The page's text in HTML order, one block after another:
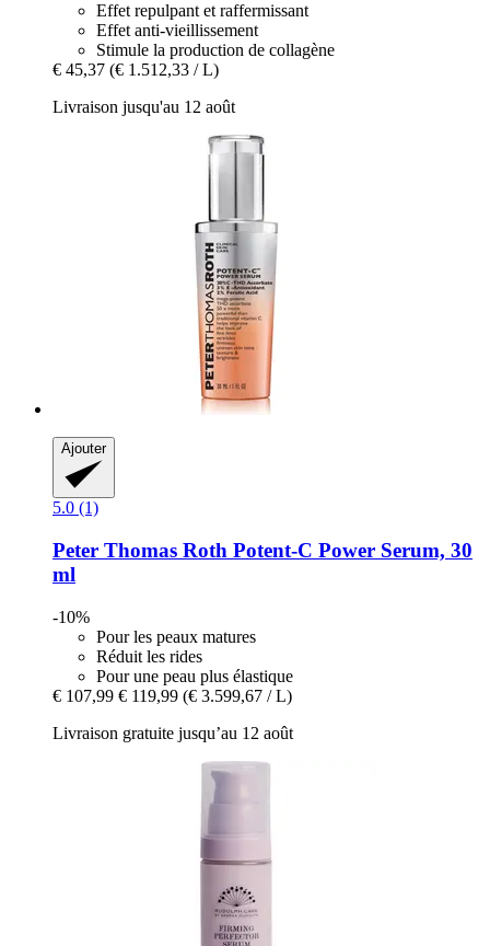
Effet repulpant et raffermissant
Effet anti-vieillissement
Stimule la production de collagène
€ 45,37 (€ 1.512,33 / L)
Livraison jusqu'au 12 août
Ajouter
5.0 (1)
Peter Thomas Roth Potent-​C Power Serum, 30
ml
-10%
Pour les peaux matures
Réduit les rides
Pour une peau plus élastique
€ 107,99 € 119,99 (€ 3.599,67 / L)
Livraison gratuite jusqu’au 12 août